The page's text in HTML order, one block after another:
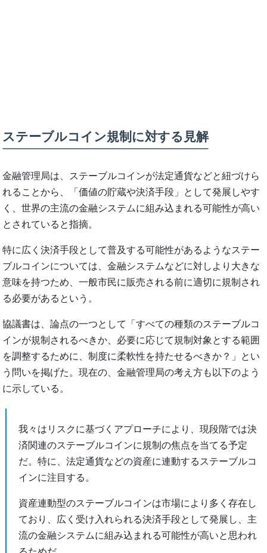
ステーブルコイン規制に対する見解
金融管理局は、ステーブルコインが法定通貨などと紐づけら
れることから、「価値の貯蔵や決済手段」として発展しやす
く、世界の主流の金融システムに組み込まれる可能性が高い
とされていると指摘。
特に広く決済手段として普及する可能性があるようなステー
ブルコインについては、金融システムなどに対しより大きな
意味を持つため、一般市民に販売される前に適切に規制され
る必要があるという。
協議書は、論点の一つとして「すべての種類のステーブルコ
インが規制されるべきか、必要に応じて規制対象とする範囲
を調整するために、制度に柔軟性を持たせるべきか？」とい
う問いを掲げた。現在の、金融管理局の考え方も以下のよう
に示している。
我々はリスクに基づくアプローチにより、現段階では決
済関連のステーブルコインに規制の焦点を当てる予定
だ。特に、法定通貨などの資産に連動するステーブルコ
インに注目する。
資産連動型のステーブルコインは市場により多く存在し
ており、広く受け入れられる決済手段として発展し、主
流の金融システムに組み込まれる可能性が高いと思われ